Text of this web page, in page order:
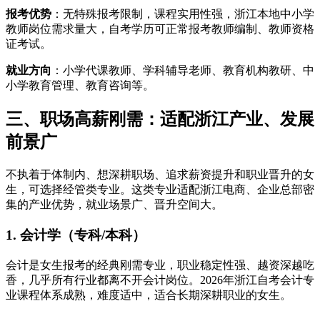
报考优势 ：无特殊报考限制，课程实用性强，浙江本地中小学
教师岗位需求量大，自考学历可正常报考教师编制、教师资格
证考试。
就业方向 ：小学代课教师、学科辅导老师、教育机构教研、中
小学教育管理、教育咨询等。
三、职场高薪刚需：适配浙江产业、发展
前景广
不执着于体制内、想深耕职场、追求薪资提升和职业晋升的女
生，可选择经管类专业。这类专业适配浙江电商、企业总部密
集的产业优势，就业场景广、晋升空间大。
1. 会计学（专科/本科）
会计是女生报考的经典刚需专业，职业稳定性强、越资深越吃
香，几乎所有行业都离不开会计岗位。2026年浙江自考会计专
业课程体系成熟，难度适中，适合长期深耕职业的女生。